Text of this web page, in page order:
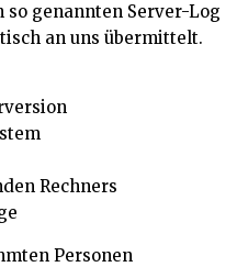
genannten Server-Log
an uns übermittelt.
Rechners
Personen